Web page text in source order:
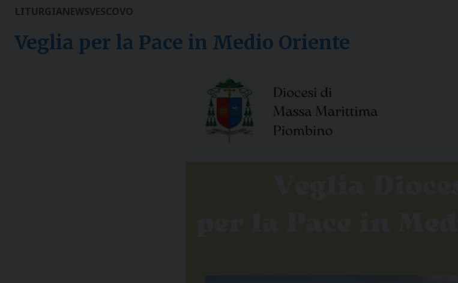
LITURGIANEWSVESCOVO
Veglia per la Pace in Medio Oriente